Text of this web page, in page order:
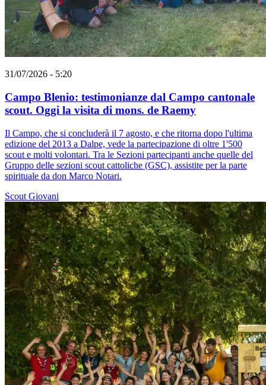
31/07/2026 - 5:20
Campo Blenio: testimonianze dal Campo cantonale
scout. Oggi la visita di mons. de Raemy
Il Campo, che si concluderà il 7 agosto, e che ritorna dopo l'ultima
edizione del 2013 a Dalpe, vede la partecipazione di oltre 1'500
scout e molti volontari. Tra le Sezioni partecipanti anche quelle del
Gruppo delle sezioni scout cattoliche (GSC), assistite per la parte
spirituale da don Marco Notari.
Scout Giovani